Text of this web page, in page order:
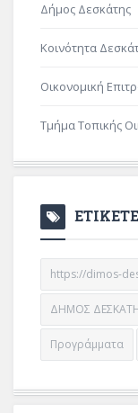
Δήμος Δεσκάτης
Κοινότητα
Οικονομική
Τμήμα Τοπικής
https://dimos-
ΔΗΜΟΣ
Προγράμματα